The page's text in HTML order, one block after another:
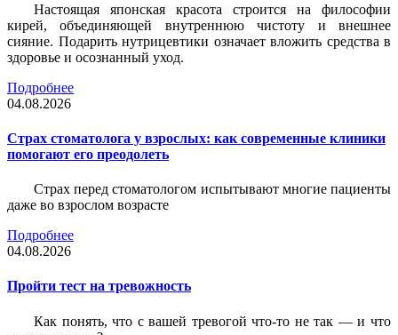
Настоящая японская красота строится на философии
кирей, объединяющей внутреннюю чистоту и внешнее
сияние. Подарить нутрицевтики означает вложить средства в
здоровье и осознанный уход.
Подробнее
04.08.2026
Страх стоматолога у взрослых: как современные клиники
помогают его преодолеть
Страх перед стоматологом испытывают многие пациенты
даже во взрослом возрасте
Подробнее
04.08.2026
Пройти тест на тревожность
Как понять, что с вашей тревогой что-то не так — и что